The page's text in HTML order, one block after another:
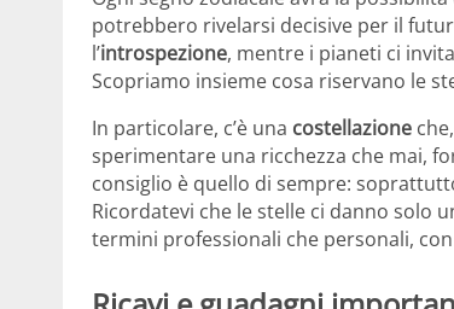
potrebbero rivelarsi decisive per il
l’introspezione, mentre i pianeti ci
Scopriamo insieme cosa riservano le
In particolare, c’è una costellazione
sperimentare una ricchezza che mai,
consiglio è quello di sempre:
Ricordatevi che le stelle ci danno solo
termini professionali che personali,